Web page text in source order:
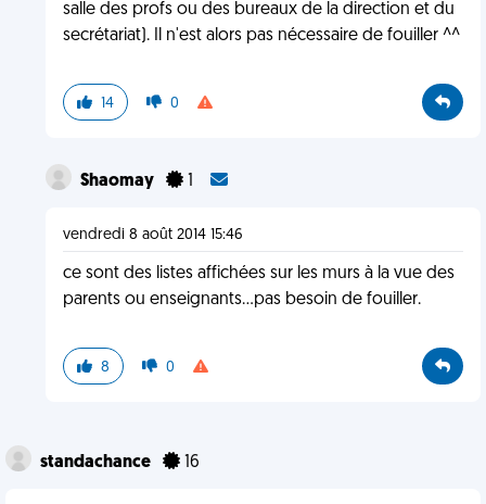
salle des profs ou des bureaux de la direction et du
secrétariat). Il n'est alors pas nécessaire de fouiller ^^
14 0
Shaomay 1
vendredi 8 août 2014 15:46
ce sont des listes affichées sur les murs à la vue des
parents ou enseignants...pas besoin de fouiller.
8 0
standachance 16